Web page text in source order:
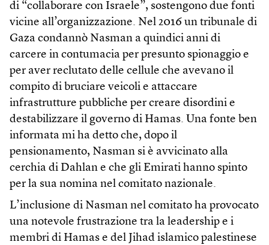
di “collaborare con Israele”, sostengono due fonti
vicine all’organizzazione. Nel 2016 un tribunale di
Gaza condannò Nasman a quindici anni di
carcere in contumacia per presunto spionaggio e
per aver reclutato delle cellule che avevano il
compito di bruciare veicoli e attaccare
infrastrutture pubbliche per creare disordini e
destabilizzare il governo di Hamas. Una fonte ben
informata mi ha detto che, dopo il
pensionamento, Nasman si è avvicinato alla
cerchia di Dahlan e che gli Emirati hanno spinto
per la sua nomina nel comitato nazionale.
L’inclusione di Nasman nel comitato ha provocato
una notevole frustrazione tra la leadership e i
membri di Hamas e del Jihad islamico palestinese